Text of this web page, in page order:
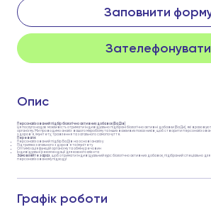
Заповнити
Зателефонувати
Опис
Персоналізований підбір біологічно активних добавок (БаДів)
Ця послуга надає можливість отримати індивідуально підібрані біологічно активні добавки (БаДи), які
організму. Ми проводимо аналіз вашого мікробіому та інших важливих показників, щоб створити
здоров'я, імунітету, травлення та загального самопочуття.
Переваги:
Персоналізований підбір БаДів на основі аналізу
Підтримка загального здоров'я та імунітету
Оптимізація функцій організму та обміну речовин
Індивідуальні рекомендації для кожного клієнта
Замовляйте зараз , щоб отримати індивідуальний курс біологічно активних добавок, підібраний спеціально
персоналізованому підходу!
Графік роботи